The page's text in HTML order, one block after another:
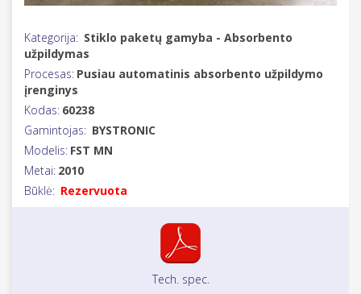
Kategorija: Stiklo paketų gamyba - Absorbento
užpildymas
Procesas: Pusiau automatinis absorbento užpildymo
įrenginys
Kodas: 60238
Gamintojas: BYSTRONIC
Modelis: FST MN
Metai: 2010
Būklė: Rezervuota
Tech. spec.